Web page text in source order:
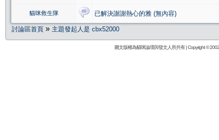
貓咪救生隊 已解決謝謝熱心的雅 (無內容)
討論區首頁 » 主題發起人是 cbx52000
圖文版權為貓咪論壇與發文人所共有 | Copyright ©